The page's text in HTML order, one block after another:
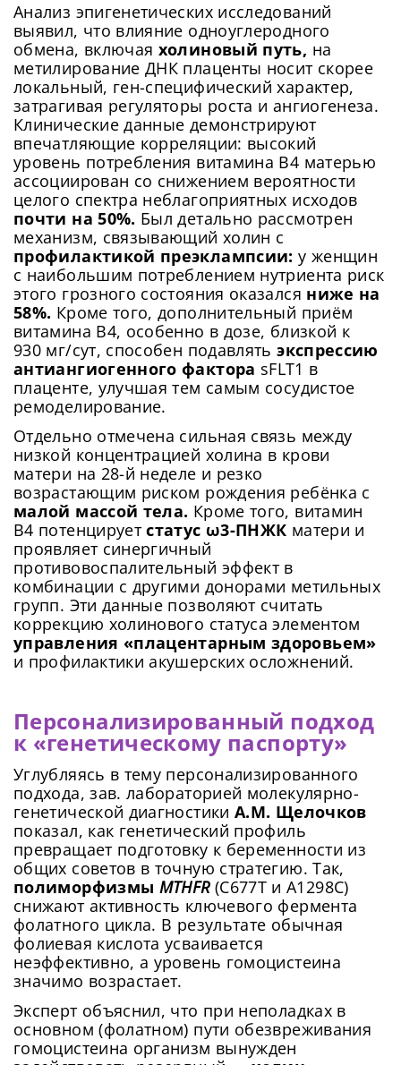
Сменить пароль!
Сменить пароль!
Новый Пароль*
Нажимая на кнопку «Продолжить», а также при
регистрации и входе через аккаунты сторонних
сервисов, Вы принимаете условияПользовательского
Соглашения, в том числе касающееся обработки
Ваших персональных данных. Подробнее об
Анализ эпигенетических исследований
выявил, что влияние одноуглеродного
обмена, включая холиновый путь, на
метилирование ДНК плаценты носит скорее
локальный, ген-специфический характер,
затрагивая регуляторы роста и ангиогенеза.
Клинические данные демонстрируют
впечатляющие корреляции: высокий
уровень потребления витамина B4 матерью
ассоциирован со снижением вероятности
целого спектра неблагоприятных исходов
почти на 50%. Был детально рассмотрен
механизм, связывающий холин с
профилактикой преэклампсии: у женщин
с наибольшим потреблением нутриента риск
этого грозного состояния оказался ниже на
58%. Кроме того, дополнительный приём
витамина B4, особенно в дозе, близкой к
930 мг/сут, способен подавлятьэкспрессию
антиангиогенного фактора sFLT1 в
плаценте, улучшая тем самым сосудистое
ремоделирование.
Отдельно отмечена сильная связь между
низкой концентрацией холина в крови
матери на 28-й неделе и резко
возрастающим риском рождения ребёнка с
малой массой тела. Кроме того, витамин
B4 потенцируетстатус ω3-ПНЖК матери и
проявляет синергичный
противовоспалительный эффект в
комбинации с другими донорами метильных
групп. Эти данные позволяют считать
коррекцию холинового статуса элементом
управления «плацентарным здоровьем»
и профилактики акушерских осложнений.
Персонализированный подход
к «генетическому паспорту»
Углубляясь в тему персонализированного
подхода, зав. лабораторией молекулярно-
генетической диагностики А.М. Щелочков
показал, как генетический профиль
превращает подготовку к беременности из
общих советов в точную стратегию. Так,
полиморфизмы MTHFR(C677T и A1298C)
снижают активность ключевого фермента
фолатного цикла. В результате обычная
фолиевая кислота усваивается
неэффективно, а уровень гомоцистеина
значимо возрастает.
Эксперт объяснил, что при неполадках в
основном (фолатном) пути обезвреживания
гомоцистеина организм вынужден
Сейчас скорость вашего интернета
невысокая, из-за чего могут возникнуть
сложности при использовании нашего
сайта. Чтобы обеспечить более
стабильную работу, подключитесь к